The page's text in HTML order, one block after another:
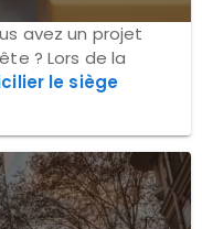
avez un projet
? Lors de la
le siège